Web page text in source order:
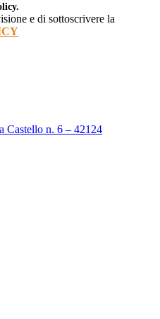
e di sottoscrivere la
n. 6 – 42124